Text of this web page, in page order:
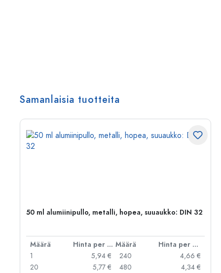
Samanlaisia tuotteita
50 ml alumiinipullo, metalli, hopea, suuaukko: DIN 32
Määrä Hinta per kpl Määrä
Hinta per kpl
1
5,94 €
20
5,77 €
240
4,66 €
480
4,34 €